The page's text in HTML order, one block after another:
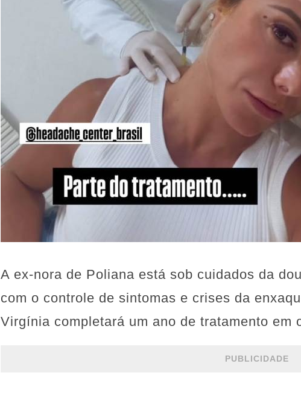
A ex-nora de Poliana está sob cuidados da
com o controle de sintomas e crises da
Virgínia completará um ano de tratamento em
PUBLICIDADE